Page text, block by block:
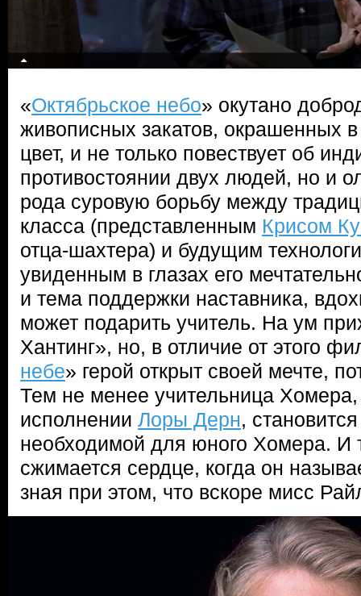
«Октябрьское небо» окутано
живописных закатов, окрашенных
цвет, и не только повествует об
противостоянии двух людей, но и
рода суровую борьбу между
класса (представленным Крисом
отца-шахтера) и будущим
увиденным в глазах его
и тема поддержки наставника,
может подарить учитель. На ум
Хантинг», но, в отличие от этого
небе» герой открыт своей мечте,
Тем не менее учительница
исполнении Лоры Дерн,
необходимой для юного Хомера. И
сжимается сердце, когда он
зная при этом, что вскоре мисс